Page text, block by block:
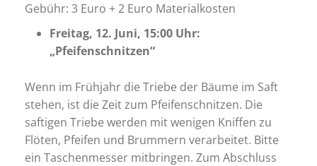
Gebühr: 3 Euro + 2 Euro Materialkosten
Freitag, 12. Juni, 15:00 Uhr:
„Pfeifenschnitzen“
Wenn im Frühjahr die Triebe der Bäume im Saft
stehen, ist die Zeit zum Pfeifenschnitzen. Die
saftigen Triebe werden mit wenigen Kniffen zu
Flöten, Pfeifen und Brummern verarbeitet. Bitte
ein Taschenmesser mitbringen. Zum Abschluss